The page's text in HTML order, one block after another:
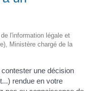
l'information légale et
Ministère chargé de la
une décision
rendue en votre